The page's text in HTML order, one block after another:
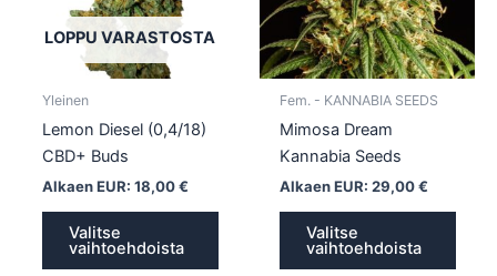
LOPPU VARASTOSTA
Yleinen
Lemon Diesel (0,4/18)
CBD+ Buds
Alkaen EUR: 18,00€
Valitse
vaihtoehdoista
valinnat
Fem. - KANNABIA SEEDS
Mimosa Dream
Kannabia Seeds
Alkaen EUR: 29,00€
Valitse
vaihtoehdoista